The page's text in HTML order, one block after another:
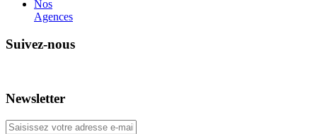
Nos
Agences
Suivez-nous
Newsletter